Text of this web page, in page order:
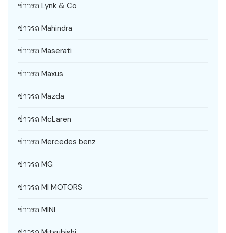
ข่าวรถ Lynk & Co
ข่าวรถ Mahindra
ข่าวรถ Maserati
ข่าวรถ Maxus
ข่าวรถ Mazda
ข่าวรถ McLaren
ข่าวรถ Mercedes benz
ข่าวรถ MG
ข่าวรถ MI MOTORS
ข่าวรถ MINI